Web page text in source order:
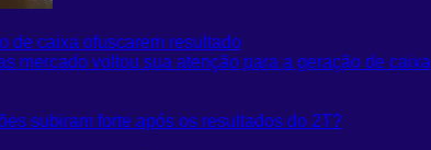
de caixa ofuscarem resultado
mercado voltou sua atenção para a geração de caixa